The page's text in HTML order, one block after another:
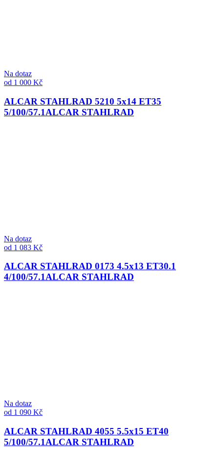
Na dotaz
od 1 000 Kč
ALCAR STAHLRAD 5210 5x14 ET35
5/100/57.1ALCAR STAHLRAD
Na dotaz
od 1 083 Kč
ALCAR STAHLRAD 0173 4.5x13 ET30.1
4/100/57.1ALCAR STAHLRAD
Na dotaz
od 1 090 Kč
ALCAR STAHLRAD 4055 5.5x15 ET40
5/100/57.1ALCAR STAHLRAD